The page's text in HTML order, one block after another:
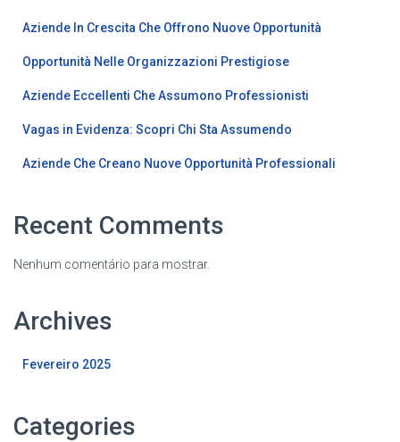
Aziende In Crescita Che Offrono Nuove Opportunità
Opportunità Nelle Organizzazioni Prestigiose
Aziende Eccellenti Che Assumono Professionisti
Vagas in Evidenza: Scopri Chi Sta Assumendo
Aziende Che Creano Nuove Opportunità Professionali
Recent Comments
Nenhum comentário para mostrar.
Archives
Fevereiro 2025
Categories